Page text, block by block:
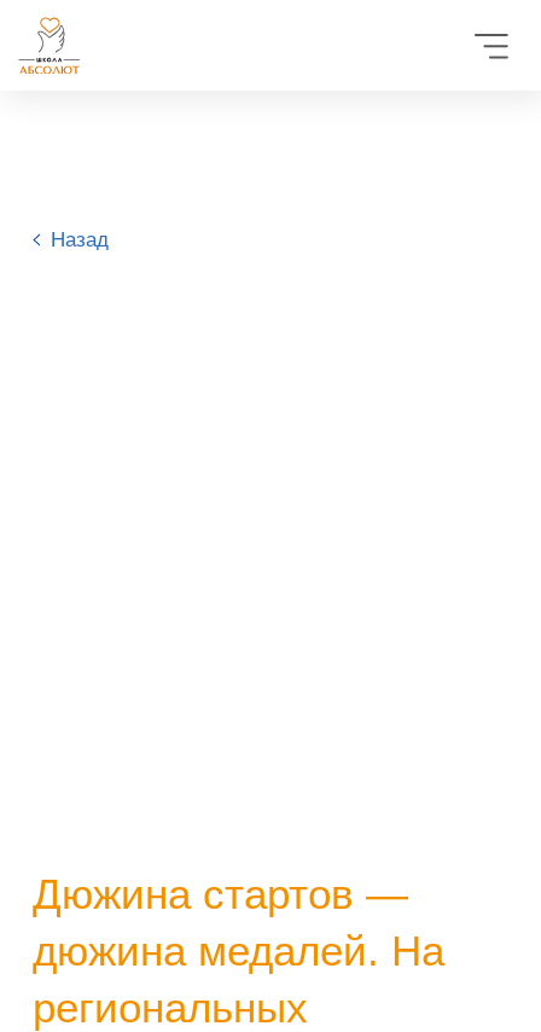
Назад
Дюжина стартов —
дюжина медалей. На
региональных